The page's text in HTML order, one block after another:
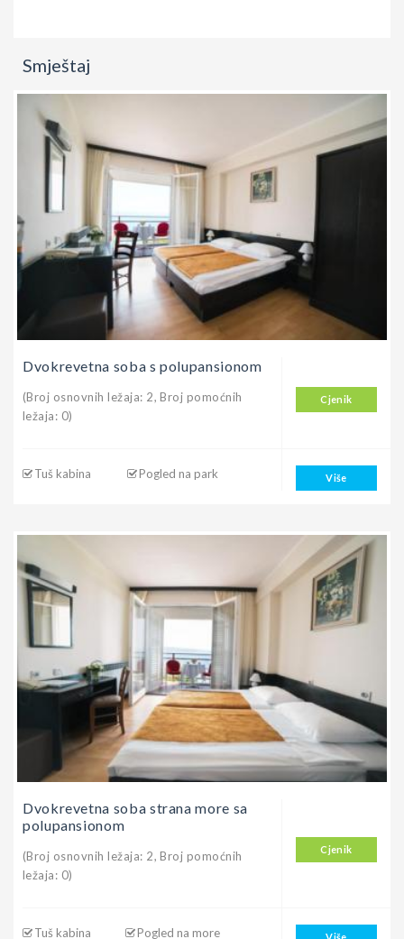
Smještaj
Dvokrevetna soba s polupansionom
(Broj osnovnih ležaja: 2, Broj pomoćnih
ležaja: 0)
Cjenik
Tuš kabina Pogled na park Više
Dvokrevetna soba strana more sa
polupansionom
(Broj osnovnih ležaja: 2, Broj pomoćnih
ležaja: 0)
Cjenik
Tuš kabina Pogled na more Više